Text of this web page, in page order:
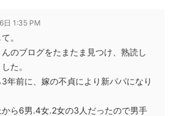
日 1:35 PM
。
のブログをたまたま見つけ、熟読し
た。
年前に、嫁の不貞により新パパになり
から6男.4女.2女の3人だったので男手